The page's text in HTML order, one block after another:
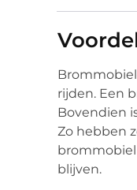
rijden. Een
Bovendien
Zo hebben
blijven.